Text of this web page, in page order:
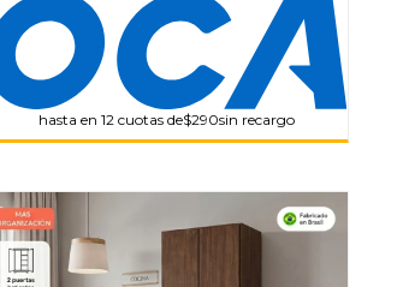
hasta en 12 cuotas de$290sin recargo